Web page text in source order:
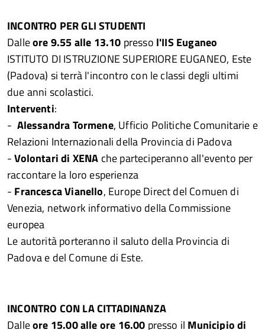
INCONTRO PER GLI STUDENTI
Dalleore 9.55 alle 13.10 presso l'IIS Euganeo
ISTITUTO DI ISTRUZIONE SUPERIORE EUGANEO, Este
(Padova) si terrà l'incontro con le classi degli ultimi
due anni scolastici.
Interventi:
- Alessandra Tormene, Ufficio Politiche Comunitarie e
Relazioni Internazionali della Provincia di Padova
-Volontari di XENA che parteciperanno all'evento per
raccontare la loro esperienza
- Francesca Vianello, Europe Direct del Comuen di
Venezia, network informativo della Commissione
europea
Le autorità porteranno il saluto della Provincia di
Padova e del Comune di Este.
INCONTRO CON LA CITTADINANZA
Dalleore 15.00 alle ore 16.00 presso il Municipio di